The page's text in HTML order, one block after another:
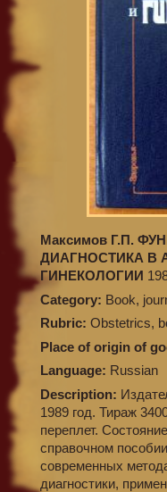
Максимов Г.П.
ДИАГНОСТИКА В
ГИНЕКОЛОГИИ
Category: Book,
Rubric: Obstetrics,
Place of origin of
Language: Russian
Description:
1989 год. Тираж
переплет.
справочном
современных
диагностики,